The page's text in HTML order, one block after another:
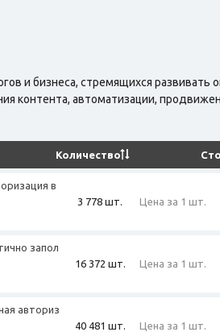
и бизнеса, стремящихся развивать
контента, автоматизации,
Количество
в
3 778 шт. Цена за 1 шт.
запол
16 372 шт. Цена за 1 шт.
авториз
40 481 шт. Цена за 1 шт.